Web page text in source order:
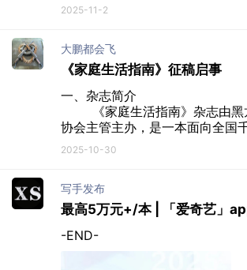
2025-11-2
大鹏都会飞
《家庭生活指南》征稿启事
一、杂志简介
协会主管主办，是一本面向全国
2025-10-30
写手发布
最高5万元+/本 | 「爱奇艺」
-END-